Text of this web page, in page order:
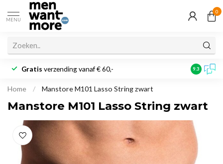
MENU
0
Gratis verzending vanaf € 60,- 9.3
Home / Manstore M101 Lasso String zwart
Manstore M101 Lasso String zwart